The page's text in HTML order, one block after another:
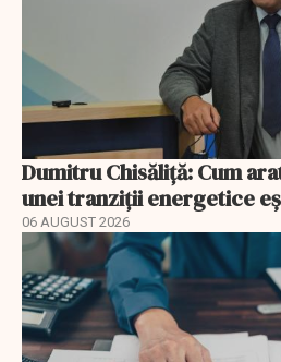
Dumitru Chisăliță: Cum
unei tranziții energetice
06 AUGUST 2026